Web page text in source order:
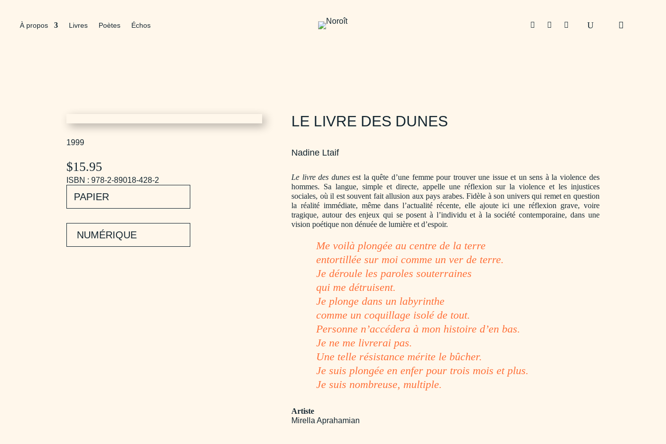
À propos Livres Poètes Échos   
1999
$15.95
ISBN : 978-2-89018-428-2
PAPIER
NUMÉRIQUE
LE LIVRE DES DUNES
Nadine Ltaif
Le livre des dunesest la quête d’une femme pour trouver une issue et un sens à la violence des
hommes. Sa langue, simple et directe, appelle une réflexion sur la violence et les injustices
sociales, où il est souvent fait allusion aux pays arabes. Fidèle à son univers qui remet en question
la réalité immédiate, même dans l’actualité récente, elle ajoute ici une réflexion grave, voire
tragique, autour des enjeux qui se posent à l’individu et à la société contemporaine, dans une
vision poétique non dénuée de lumière et d’espoir.
Me voilà plongée au centre de la terre
entortillée sur moi comme un ver de terre.
Je déroule les paroles souterraines
qui me détruisent.
Je plonge dans un labyrinthe
comme un coquillage isolé de tout.
Personne n’accédera à mon histoire d’en bas.
Je ne me livrerai pas.
Une telle résistance mérite le bûcher.
Je suis plongée en enfer pour trois mois et plus.
Je suis nombreuse, multiple.
Artiste
Mirella Aprahamian